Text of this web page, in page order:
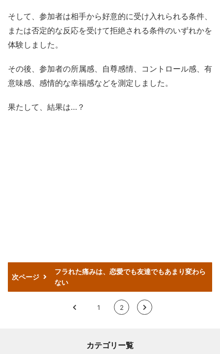
そして、参加者は相手から好意的に受け入れられる条件、
または否定的な反応を受けて拒絶される条件のいずれかを
体験しました。
その後、参加者の所属感、自尊感情、コントロール感、有
意味感、感情的な幸福感などを測定しました。
果たして、結果は…？
次ページ
フラれた痛みは、恋愛でも友達でもあまり変わら
ない
< 1 2 >
カテゴリー覧